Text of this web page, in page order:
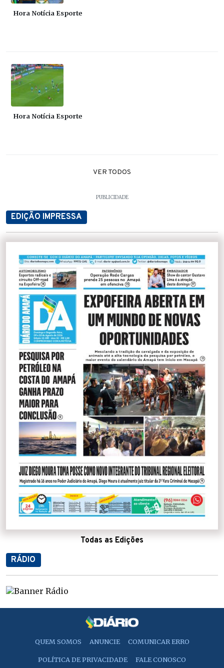
Hora Notícia Esporte
Hora Notícia Esporte
VER TODOS
PUBLICIDADE
EDIÇÃO IMPRESSA
Todas as Edições
RÁDIO
QUEM SOMOS ANUNCIE COMUNICAR ERRO
POLÍTICA DE PRIVACIDADE FALE CONOSCO